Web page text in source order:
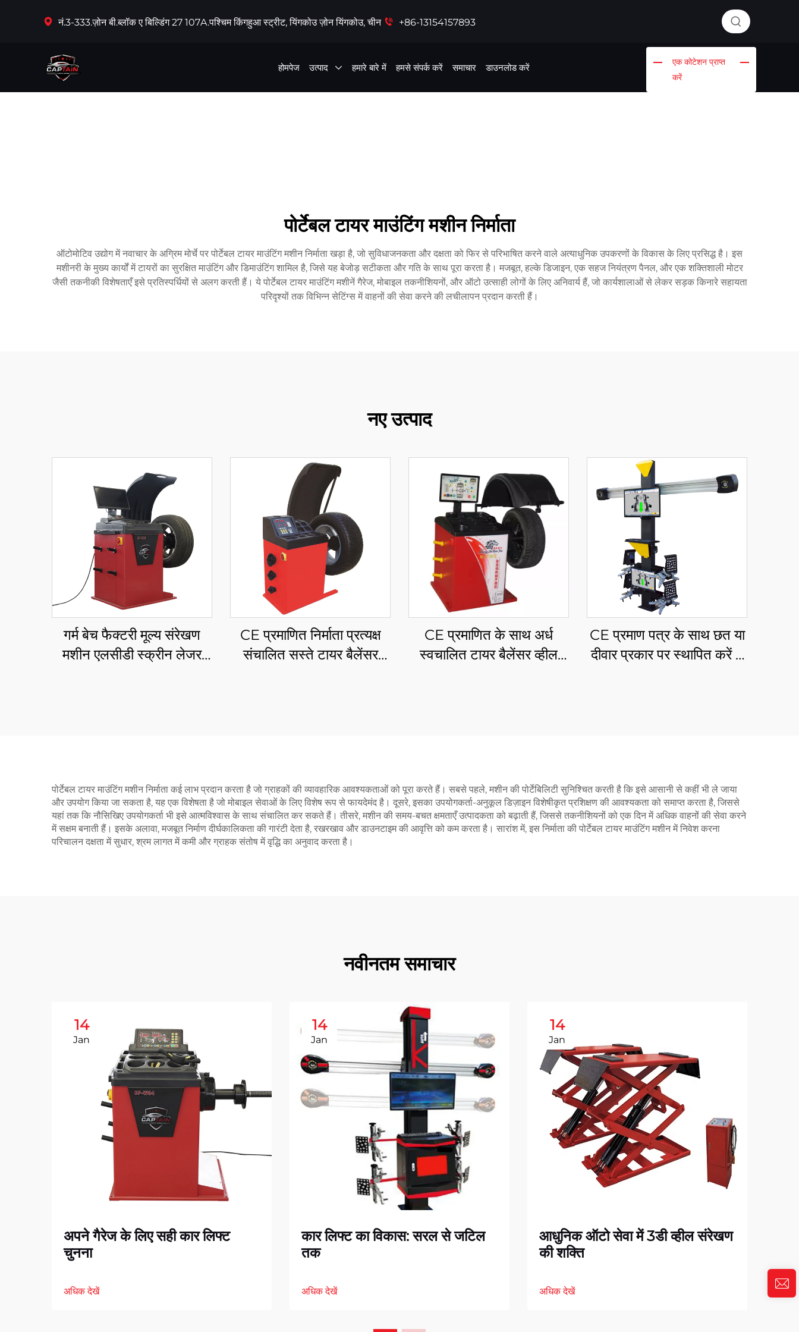
नं.3-333.ज़ोन बी.ब्लॉक ए बिल्डिंग 27 107A.पश्चिम किंगहुआ स्ट्रीट, यिंगकोउ ज़ोन यिंगकोउ, चीन +86-13154157893
होमपेज उत्पाद हमारे बारे में हमसे संपर्क करें समाचार डाउनलोड करें
एक कोटेशन प्राप्त
करें
पोर्टेबल टायर माउंटिंग मशीन निर्माता
ऑटोमोटिव उद्योग में नवाचार के अग्रिम मोर्चे पर पोर्टेबल टायर माउंटिंग मशीन निर्माता खड़ा है, जो सुविधाजनकता और दक्षता को फिर से परिभाषित करने वाले अत्याधुनिक उपकरणों के विकास के लिए प्रसिद्ध है। इस
मशीनरी के मुख्य कार्यों में टायरों का सुरक्षित माउंटिंग और डिमाउंटिंग शामिल है, जिसे यह बेजोड़ सटीकता और गति के साथ पूरा करता है। मजबूत, हल्के डिजाइन, एक सहज नियंत्रण पैनल, और एक शक्तिशाली मोटर
जैसी तकनीकी विशेषताएँ इसे प्रतिस्पर्धियों से अलग करती हैं। ये पोर्टेबल टायर माउंटिंग मशीनें गैरेज, मोबाइल तकनीशियनों, और ऑटो उत्साही लोगों के लिए अनिवार्य हैं, जो कार्यशालाओं से लेकर सड़क किनारे सहायता
परिदृश्यों तक विभिन्न सेटिंग्स में वाहनों की सेवा करने की लचीलापन प्रदान करती हैं।
नए उत्पाद
गर्म बेच फैक्टरी मूल्य संरेखण
मशीन एलसीडी स्क्रीन लेजर
CE प्रमाणित निर्माता प्रत्यक्ष
संचालित सस्ते टायर बैलेंसर
CE प्रमाणित के साथ अर्ध
स्वचालित टायर बैलेंसर व्हील
CE प्रमाण पत्र के साथ छत या
दीवार प्रकार पर स्थापित करें 3
पोर्टेबल टायर माउंटिंग मशीन निर्माता कई लाभ प्रदान करता है जो ग्राहकों की व्यावहारिक आवश्यकताओं को पूरा करते हैं। सबसे पहले, मशीन की पोर्टेबिलिटी सुनिश्चित करती है कि इसे आसानी से कहीं भी ले जाया
और उपयोग किया जा सकता है, यह एक विशेषता है जो मोबाइल सेवाओं के लिए विशेष रूप से फायदेमंद है। दूसरे, इसका उपयोगकर्ता-अनुकूल डिज़ाइन विशेषीकृत प्रशिक्षण की आवश्यकता को समाप्त करता है, जिससे
यहां तक कि नौसिखिए उपयोगकर्ता भी इसे आत्मविश्वास के साथ संचालित कर सकते हैं। तीसरे, मशीन की समय-बचत क्षमताएँ उत्पादकता को बढ़ाती हैं, जिससे तकनीशियनों को एक दिन में अधिक वाहनों की सेवा करने
में सक्षम बनाती हैं। इसके अलावा, मजबूत निर्माण दीर्घकालिकता की गारंटी देता है, रखरखाव और डाउनटाइम की आवृत्ति को कम करता है। सारांश में, इस निर्माता की पोर्टेबल टायर माउंटिंग मशीन में निवेश करना
परिचालन दक्षता में सुधार, श्रम लागत में कमी और ग्राहक संतोष में वृद्धि का अनुवाद करता है।
नवीनतम समाचार
14
Jan
अपने गैरेज के लिए सही कार लिफ्ट
चुनना
अधिक देखें
14
Jan
कार लिफ्ट का विकास: सरल से जटिल
तक
अधिक देखें
14
Jan
आधुनिक ऑटो सेवा में 3डी व्हील संरेखण
की शक्ति
अधिक देखें